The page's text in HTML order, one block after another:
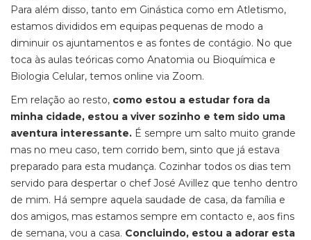
Para além disso, tanto em Ginástica como em Atletismo,
estamos divididos em equipas pequenas de modo a
diminuir os ajuntamentos e as fontes de contágio. No que
toca às aulas teóricas como Anatomia ou Bioquímica e
Biologia Celular, temos online via Zoom.
Em relação ao resto, como estou a estudar fora da
minha cidade, estou a viver sozinho e tem sido uma
aventura interessante. É sempre um salto muito grande
mas no meu caso, tem corrido bem, sinto que já estava
preparado para esta mudança. Cozinhar todos os dias tem
servido para despertar o chefJosé Avillez que tenho dentro
de mim. Há sempre aquela saudade de casa, da família e
dos amigos, mas estamos sempre em contacto e, aos fins
de semana, vou a casa. Concluindo, estou a adorar esta